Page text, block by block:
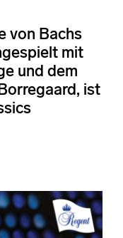
von Bachs
mit
und dem
ist